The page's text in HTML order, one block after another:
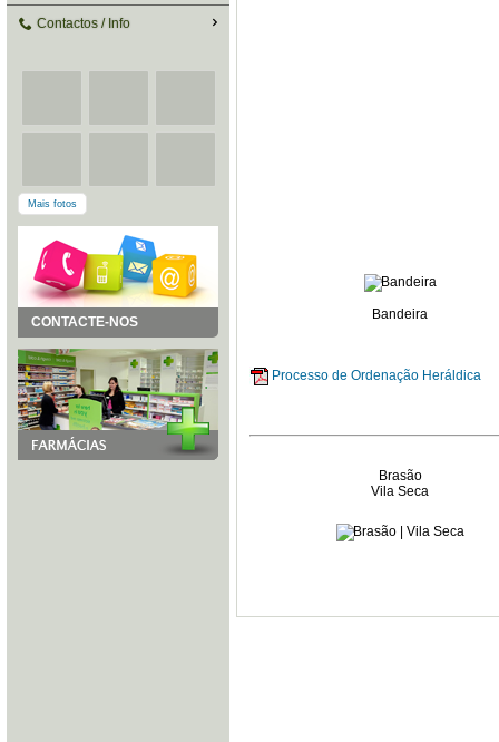
Contactos / Info
Mais fotos
CONTACTE-NOS Bandeira
Processo de Ordenação Heráldica
Brasão
Vila Seca